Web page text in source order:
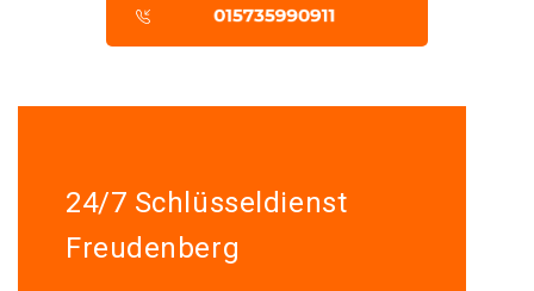
24/7 Schlüsseldienst
Freudenberg